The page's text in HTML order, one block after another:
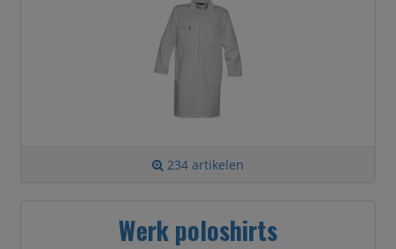
234 artikelen
Werk poloshirts